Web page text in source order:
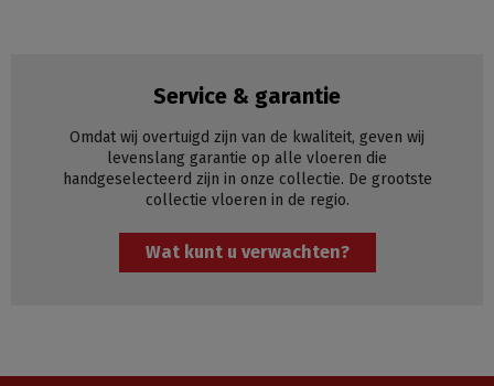
Service & garantie
Omdat wij overtuigd zijn van de kwaliteit, geven wij
levenslang garantie op alle vloeren die
handgeselecteerd zijn in onze collectie. De grootste
collectie vloeren in de regio.
Wat kunt u verwachten?